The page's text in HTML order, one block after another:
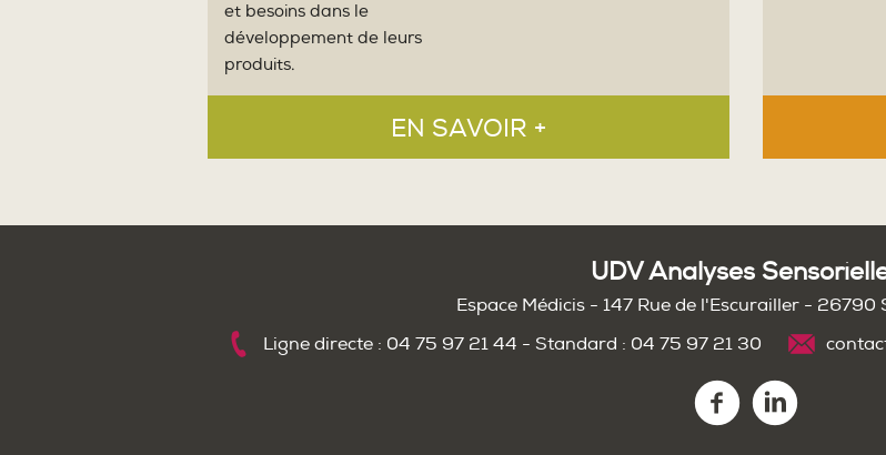
et besoins dans le
développement de leurs
produits.
EN SAVOIR +
UDV Analyses
Espace Médicis - 147 Rue de l'Escurailler - 26790
Ligne directe : 04 75 97 21 44 - Standard : 04 75 97 21 30